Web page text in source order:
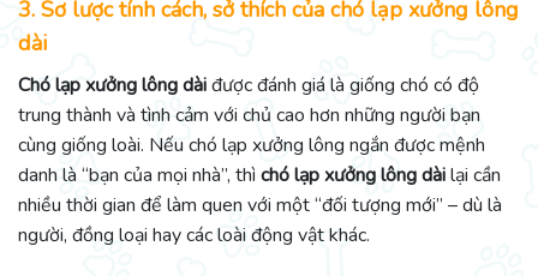
3. Sơ lược tính cách, sở thích của chó lạp xưởng lông
dài
Chó lạp xưởng lông dàiđược đánh giá là giống chó có độ
trung thành và tình cảm với chủ cao hơn những người bạn
cùng giống loài. Nếu chó lạp xưởng lông ngắn được mệnh
danh là “bạn của mọi nhà”, thì chó lạp xưởng lông dàilại cần
nhiều thời gian để làm quen với một “đối tượng mới” – dù là
người, đồng loại hay các loài động vật khác.